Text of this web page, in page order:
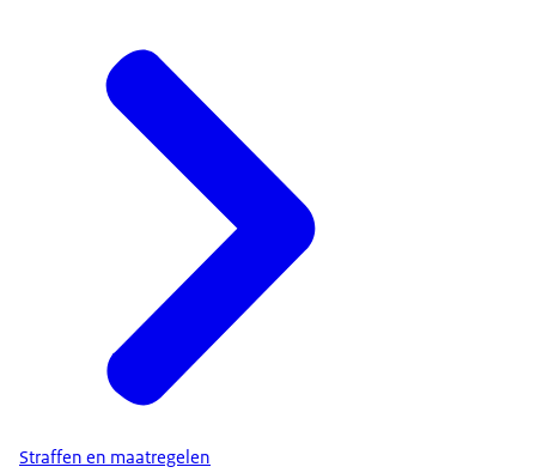
Straffen en maatregelen